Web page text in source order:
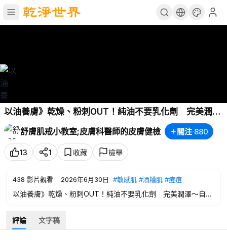
以油養膚》乾燥、粉刺OUT！純油不要乳化劑 完美潤澤
～自然拯救敏感肌！🥰【舒膚肌戒小教室EP62】WINTER
Skincare SAVES Sensitive Skin#綺麗健康生技
舒膚肌戒小教室;皮膚科醫師的皮膚健檢 關注·880
13 1 收藏 檢舉
438 影片觀看 · 2026年6月30日 #敏感肌 #酒糟肌 #痘痘
以油養膚》乾燥、粉刺OUT！純油不要乳化劑 完美潤澤～自然
SAVES Sensitive Skin（Multi. Sub.）
評論 文字稿